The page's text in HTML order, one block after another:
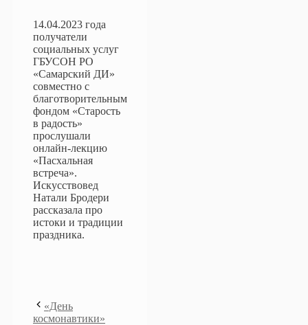
14.04.2023 года
получатели
социальных услуг
ГБУСОН РО
«Самарский ДИ»
совместно с
благотворительным
фондом «Старость
в радость»
прослушали
онлайн-лекцию
«Пасхальная
встреча».
Искусствовед
Натали Бродери
рассказала про
истоки и традиции
праздника.
«День
космонавтики»